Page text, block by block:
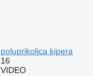
poluprikolica kipera
16
VIDEO